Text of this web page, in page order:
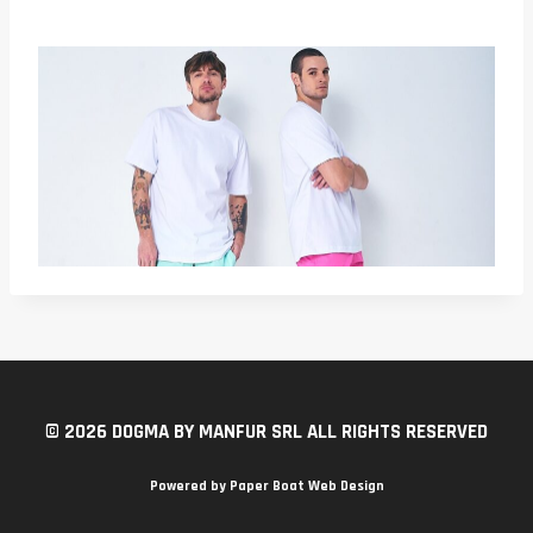
© 2026 DOGMA BY MANFUR SRL ALL RIGHTS RESERVED
Powered by Paper Boat Web Design